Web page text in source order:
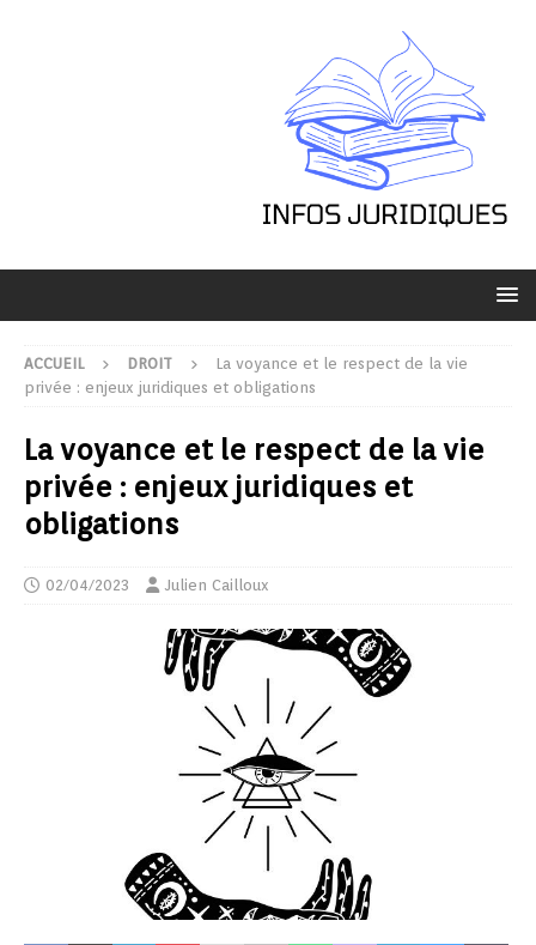
ACCUEIL DROIT
La voyance et le respect de la vie
privée : enjeux juridiques et obligations
La voyance et le respect de la vie
privée : enjeux juridiques et
obligations
02/04/2023 Julien Cailloux